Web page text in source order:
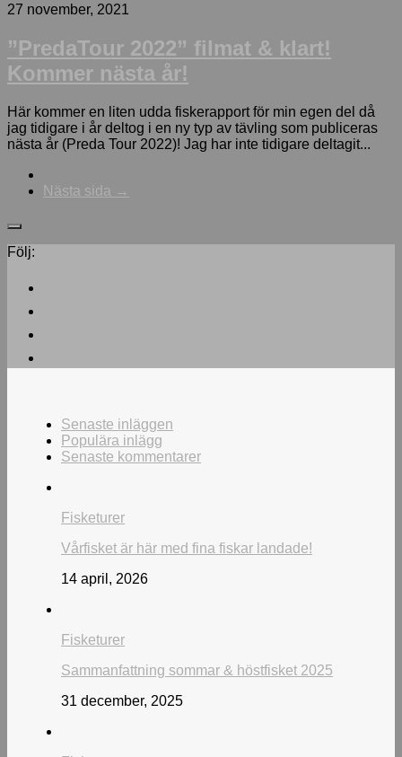
27 november, 2021
”PredaTour 2022” filmat & klart!
Kommer nästa år!
Här kommer en liten udda fiskerapport för min egen del då
jag tidigare i år deltog i en ny typ av tävling som publiceras
nästa år (Preda Tour 2022)! Jag har inte tidigare deltagit...
Nästa sida →
Följ:
Senaste inläggen
Populära inlägg
Senaste kommentarer
Fisketurer
Vårfisket är här med fina fiskar landade!
14 april, 2026
Fisketurer
Sammanfattning sommar & höstfisket 2025
31 december, 2025